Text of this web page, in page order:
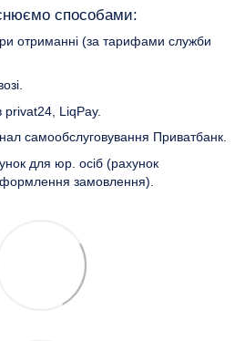
способами:
отриманні (за тарифами служби
LiqPay.
самообслуговування Приватбанк.
для юр. осіб (рахунок
замовлення).